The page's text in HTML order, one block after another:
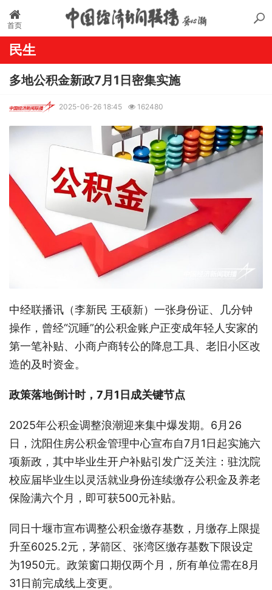
首页
民生
多地公积金新政7月1日密集实施
2025-06-26 18:45 162480
中经联播讯（李新民 王硕新）一张身份证、几分钟
操作，曾经“沉睡”的公积金账户正变成年轻人安家的
第一笔补贴、小商户商转公的降息工具、老旧小区改
造的及时资金。
政策落地倒计时，7月1日成关键节点
2025年公积金调整浪潮迎来集中爆发期。6月26
日，沈阳住房公积金管理中心宣布自7月1日起实施六
项新政，其中毕业生开户补贴引发广泛关注：驻沈院
校应届毕业生以灵活就业身份连续缴存公积金及养老
保险满六个月，即可获500元补贴。
同日十堰市宣布调整公积金缴存基数，月缴存上限提
升至6025.2元，茅箭区、张湾区缴存基数下限设定
为1950元。政策窗口期仅两个月，所有单位需在8月
31日前完成线上变更。